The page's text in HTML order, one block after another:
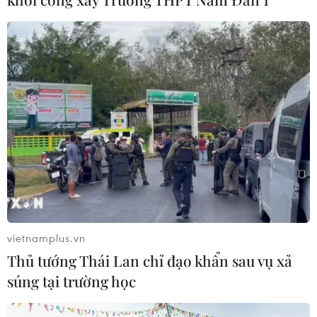
Cơ cấu, số lượng, chế độ với hiệu
trưởng, hiệu phó khi sắp xếp cơ sở
giáo dục
07/08/2026 05:40
Vụ sập cầu Đắk Lung: Tạm ngưng
lưu thông và cấp nước cho khoảng
50.000 người dân
07/08/2026 05:33
Phó Chủ tịch nước: Đánh giá thi đua
theo kết quả, sản phẩm và hiệu quả
thực tế
vietnamplus.vn
Thủ tướng Thái Lan chỉ đạo khẩn sau vụ xả
súng tại trường học